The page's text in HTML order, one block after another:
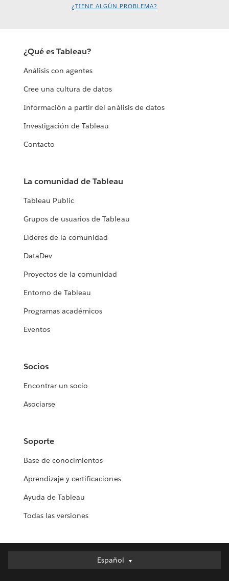
¿TIENE ALGÚN PROBLEMA?
¿Qué es Tableau?
Análisis con agentes
Cree una cultura de datos
Información a partir del análisis de datos
Investigación de Tableau
Contacto
La comunidad de Tableau
Tableau Public
Grupos de usuarios de Tableau
Líderes de la comunidad
DataDev
Proyectos de la comunidad
Entorno de Tableau
Programas académicos
Eventos
Socios
Encontrar un socio
Asociarse
Soporte
Base de conocimientos
Aprendizaje y certificaciones
Ayuda de Tableau
Todas las versiones
Español
Español